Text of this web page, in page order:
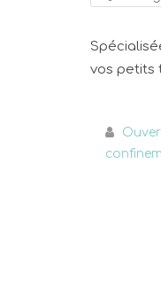
vos petits